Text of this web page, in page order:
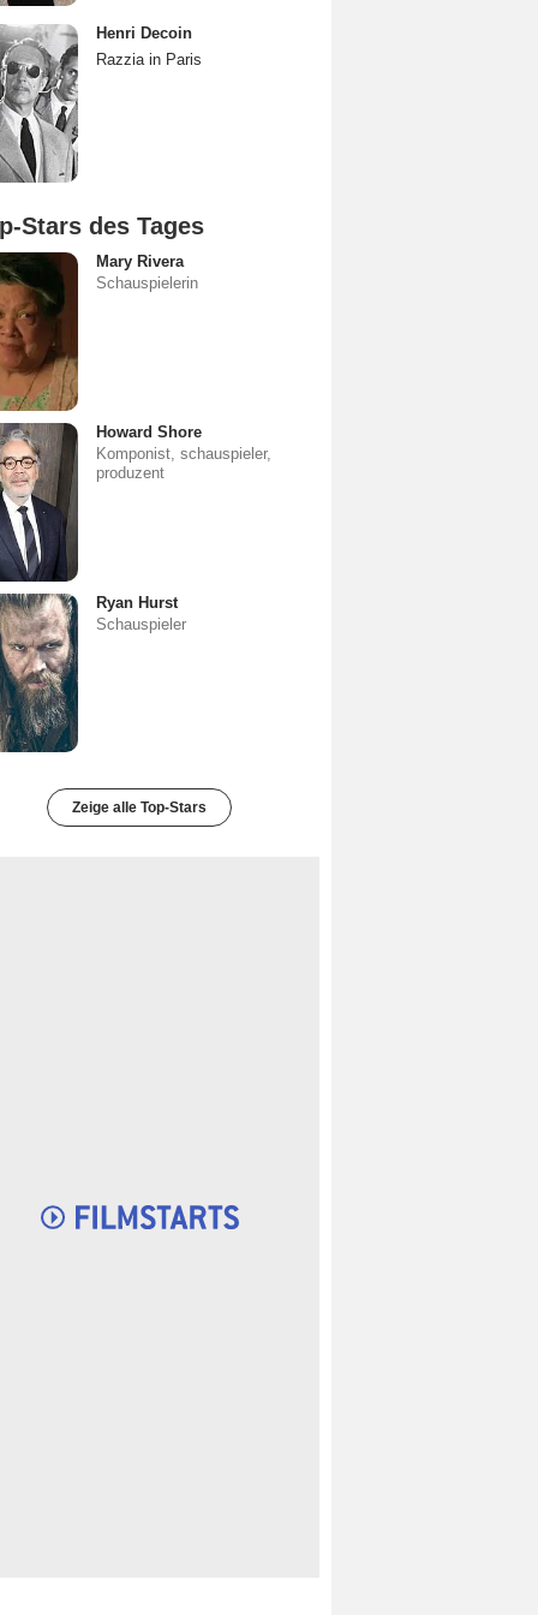
Henri Decoin
Razzia in Paris
Stars des Tages
Mary Rivera
Schauspielerin
Howard Shore
Komponist, schauspieler,
produzent
Ryan Hurst
Schauspieler
Zeige alle Top-Stars